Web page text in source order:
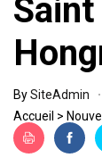
Saint
BySiteAdmin
Accueil >